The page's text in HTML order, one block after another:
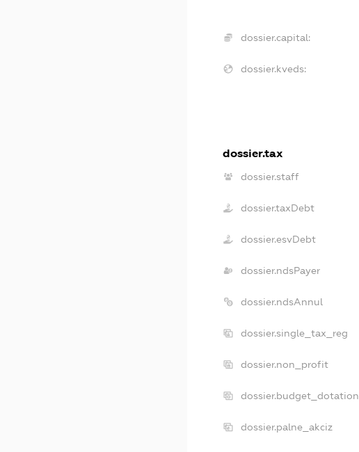
dossier.capital:
dossier.kveds:
dossier.tax
dossier.staff
dossier.taxDebt
dossier.esvDebt
dossier.ndsPayer
dossier.ndsAnnul
dossier.single_tax_reg
dossier.non_profit
dossier.budget_dotation
dossier.palne_akciz